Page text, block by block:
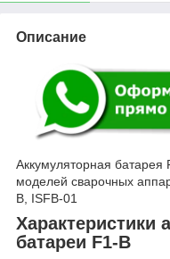
Описание
Аккумуляторная
моделей сварочных
B, ISFB-01
Характеристики
батареи F1-B